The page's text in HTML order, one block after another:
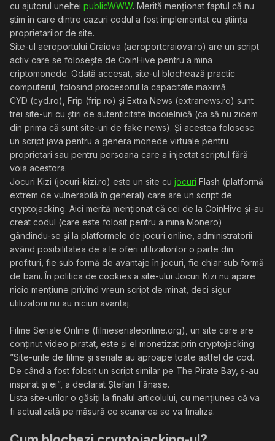
cu ajutorul uneltei publicWWW. Merită menționat faptul că nu
știm în care dintre cazuri codul a fost implementat cu știința
proprietarilor de site.
Site-ul aeroportului Craiova (aeroportcraiova.ro) are un script
activ care se folosește de CoinHive pentru a mina
criptomonede. Odată accesat, site-ul blochează practic
computerul, folosind procesorul la capacitate maximă.
CYD (cyd.ro), Frip (frip.ro) și Extra News (extranews.ro) sunt
trei site-uri cu știri de autenticitate îndoielnică (ca să nu zicem
din prima că sunt site-uri de fake news). Și acestea folosesc
un script java pentru a genera monede virtuale pentru
proprietari sau pentru persoana care a injectat scriptul fără
voia acestora.
Jocuri Kizi (jocuri-kizi.ro) este un site cu jocuri Flash (platformă
extrem de vulnerabilă în general) care are un script de
cryptojacking. Aici merită menționat că cei de la CoinHive și-au
creat codul (care este folosit pentru a mina Monero)
gândindu-se și la platformele de jocuri online, administratorii
având posibilitatea de a le oferi utilizatorilor o parte din
profituri, fie sub formă de avantaje în jocuri, fie chiar sub formă
de bani. În politica de cookies a site-ului Jocuri Kizi nu apare
nicio mențiune privind vreun script de minat, deci sigur
utilizatorii nu au niciun avantaj.
Filme Seriale Online (filmeserialeonline.org), un site care are
conținut video piratat, este și el monetizat prin cryptojacking.
”Site-urile de filme și seriale au aproape toate astfel de cod.
De când a fost folosit un script similar pe The Pirate Bay, s-au
inspirat și ei”, a declarat Ștefan Tănase.
Lista site-urilor o găsiți la finalul articolului, cu mențiunea că va
fi actualizată pe măsură ce scanarea se va finaliza.